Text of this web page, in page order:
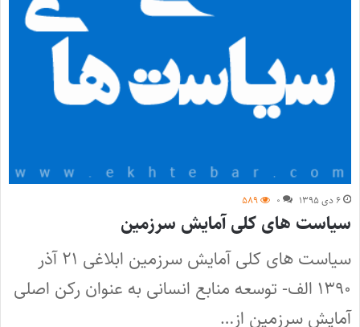
۶ دی ۱۳۹۵ ۰ ۵۸۹
سیاست‌ های کلی آمایش سرزمین
سیاست‌ های کلی آمایش سرزمین ابلاغی ۲۱ آذر
۱۳۹۰ الف- توسعه منابع انسانی به عنوان رکن اصلی
آمایش سرزمین از…